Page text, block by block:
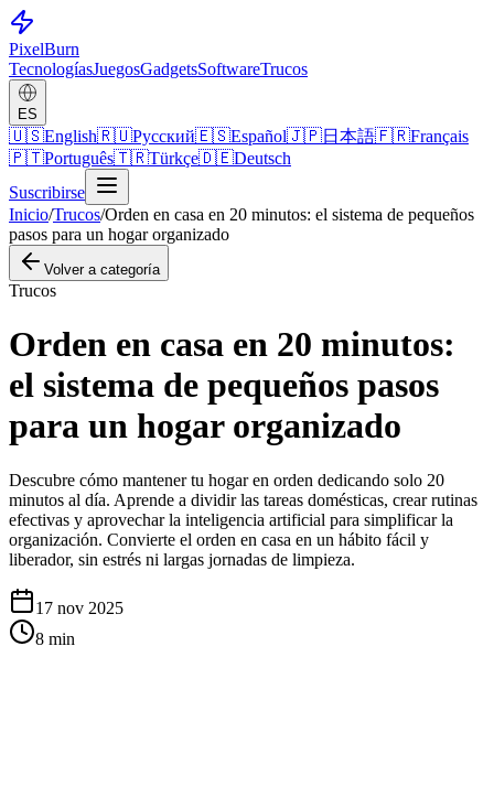
PixelBurn
TecnologíasJuegosGadgetsSoftwareTrucos
ES
🇺🇸English🇷🇺Русский🇪🇸Español🇯🇵日本語🇫🇷Français
🇵🇹Português🇹🇷Türkçe🇩🇪Deutsch
Suscribirse
Inicio/Trucos/Orden en casa en 20 minutos: el sistema de pequeños
pasos para un hogar organizado
Volver a categoría
Trucos
Orden en casa en 20 minutos:
el sistema de pequeños pasos
para un hogar organizado
Descubre cómo mantener tu hogar en orden dedicando solo 20
minutos al día. Aprende a dividir las tareas domésticas, crear rutinas
efectivas y aprovechar la inteligencia artificial para simplificar la
organización. Convierte el orden en casa en un hábito fácil y
liberador, sin estrés ni largas jornadas de limpieza.
17 nov 2025
8 min